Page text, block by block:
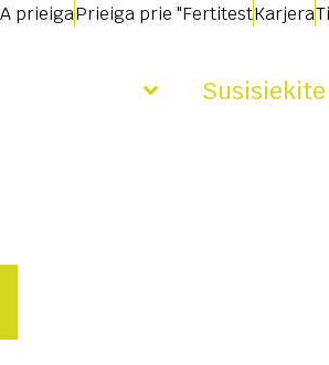
prieigaPrieiga prie "FertitestKarjera
Susisiekite